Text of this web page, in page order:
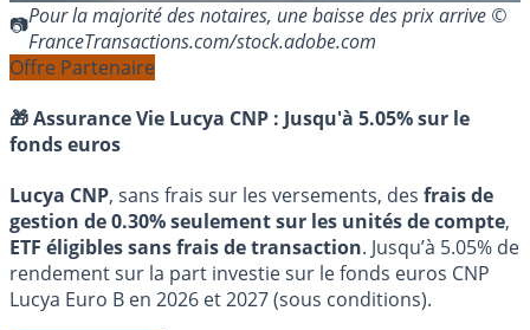
Pour la majorité des notaires, une baisse des prix arrive ©
FranceTransactions.com/stock.adobe.com
Offre Partenaire
🎁 Assurance Vie Lucya CNP : Jusqu'à 5.05% sur le
fonds euros
Lucya CNP, sans frais sur les versements, des frais de
gestion de 0.30% seulement sur les unités de compte,
ETF éligibles sans frais de transaction. Jusqu’à 5.05% de
rendement sur la part investie sur le fonds euros CNP
Lucya Euro B en 2026 et 2027 (sous conditions).